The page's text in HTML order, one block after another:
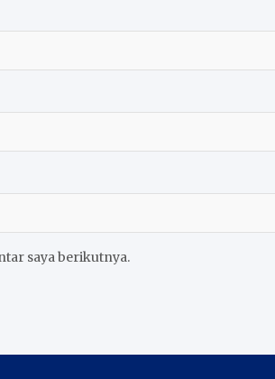
saya berikutnya.